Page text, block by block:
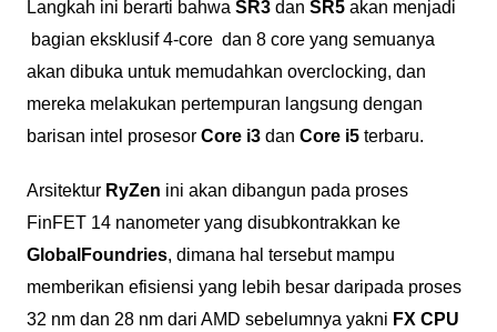
Langkah ini berarti bahwa SR3dan SR5akan menjadi
bagian eksklusif 4-core dan 8 core yang semuanya
akan dibuka untuk memudahkan overclocking, dan
mereka melakukan pertempuran langsung dengan
barisan intel prosesor Core i3dan Core i5terbaru.
Arsitektur RyZen ini akan dibangun pada proses
FinFET 14 nanometer yang disubkontrakkan ke
GlobalFoundries, dimana hal tersebut mampu
memberikan efisiensi yang lebih besar daripada proses
32 nm dan 28 nm dari AMD sebelumnya yakni FX CPU